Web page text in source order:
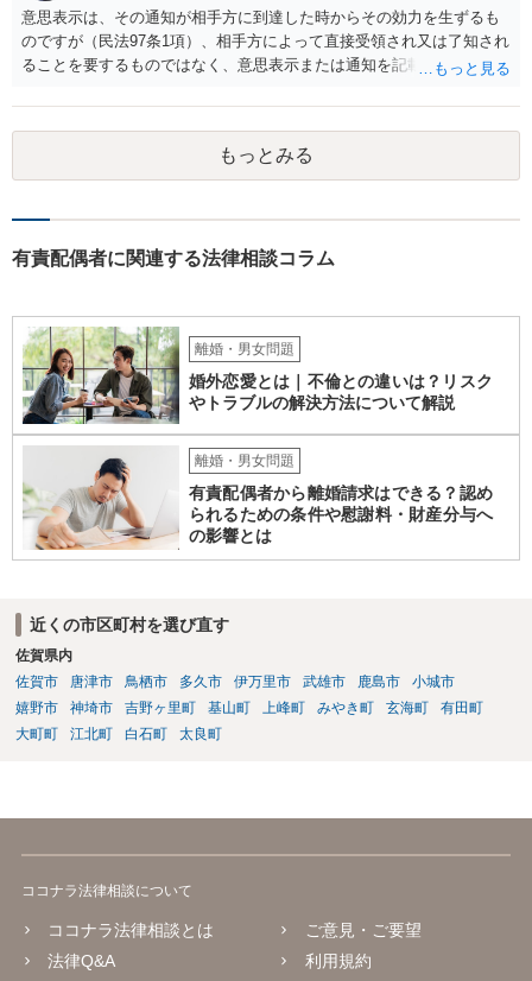
る必要があるので、最寄りの弁護士などに個別に相談することをお勧
めいたします。
意思表示は、その通知が相手方に到達した時からその効力を生ずるも
のですが（民法97条1項）、相手方によって直接受領され又は了知され
ることを要するものではなく、意思表示または通知を記載した書面
られます（最判昭和43年12月17日）。したがって、相手方の支配圏内
に入っていれば（郵便受けに投函するなど。実際には配達証明などを
つけたほうがよいでしょう。）、時効の完成猶予の効果を享受できる
と考えます。 その結果、催告の時効完成猶予期間の6か月の間に訴訟
もっとみる
有責配偶者に関連する法律相談コラム
離婚・男女問題
婚外恋愛とは｜不倫との違いは？リスク
やトラブルの解決方法について解説
離婚・男女問題
有責配偶者から離婚請求はできる？認め
られるための条件や慰謝料・財産分与へ
の影響とは
近くの市区町村を選び直す
佐賀県内
佐賀市
唐津市 鳥栖市 多久市 伊万里市 武雄市 鹿島市
小城市
嬉野市
神埼市 吉野ヶ里町 基山町 上峰町 みやき町 玄海町
有田町
大町町
江北町 白石町 太良町
ココナラ法律相談について
ココナラ法律相談とは
法律Q&A
ご意見・ご要望
利用規約